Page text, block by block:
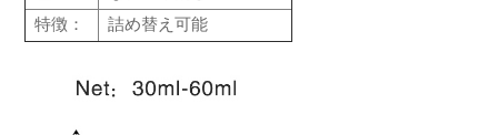
特徴：
詰め替え可能